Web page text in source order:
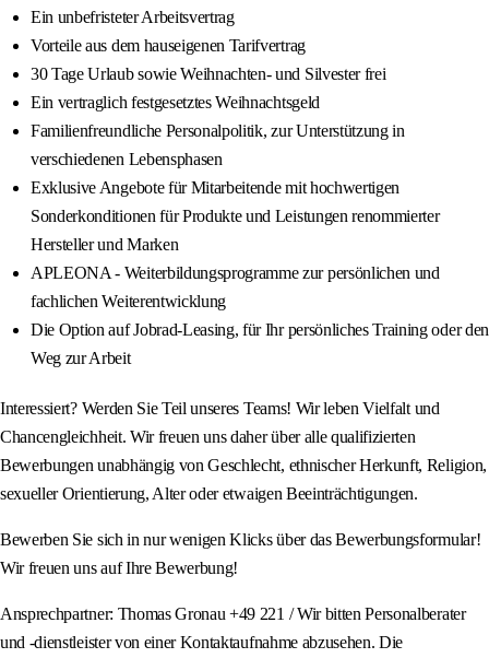
Ein unbefristeter Arbeitsvertrag
Vorteile aus dem hauseigenen Tarifvertrag
30 Tage Urlaub sowie Weihnachten- und Silvester frei
Ein vertraglich festgesetztes Weihnachtsgeld
Familienfreundliche Personalpolitik, zur Unterstützung in
verschiedenen Lebensphasen
Exklusive Angebote für Mitarbeitende mit hochwertigen
Sonderkonditionen für Produkte und Leistungen renommierter
Hersteller und Marken
APLEONA - Weiterbildungsprogramme zur persönlichen und
fachlichen Weiterentwicklung
Die Option auf Jobrad-Leasing, für Ihr persönliches Training oder den
Weg zur Arbeit
Interessiert? Werden Sie Teil unseres Teams! Wir leben Vielfalt und
Chancengleichheit. Wir freuen uns daher über alle qualifizierten
Bewerbungen unabhängig von Geschlecht, ethnischer Herkunft, Religion,
sexueller Orientierung, Alter oder etwaigen Beeinträchtigungen.
Bewerben Sie sich in nur wenigen Klicks über das Bewerbungsformular!
Wir freuen uns auf Ihre Bewerbung!
Ansprechpartner: Thomas Gronau +49 221 / Wir bitten Personalberater
und -dienstleister von einer Kontaktaufnahme abzusehen. Die